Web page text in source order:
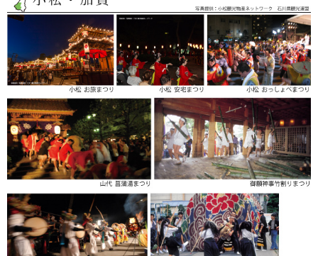
デザインのレイアウト、法被のサイズ、選んだ生地、そし
てお見積り金額の最終確認を行います。お客様にすべての
項目をしっかりとご納得いただいた上で、いよいよ製作の
準備へと進みます。
ここまで重ねてきたお打ち合わせをもとに、お客様の「こ
だわり」や「想い」を最大限に活かし、想像以上の素晴ら
しい法被ができあがるよう、一つひとつの工程を丁寧に形
にしていきます。完成した法被を身にまとった瞬間の感動
を目指して、スタッフ一同、心を込めてお作りいたしま
す。